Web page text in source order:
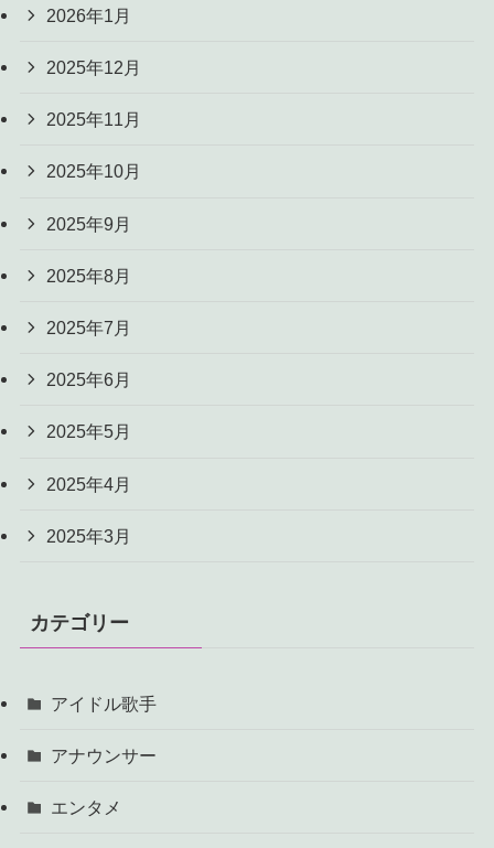
2026年1月
2025年12月
2025年11月
2025年10月
2025年9月
2025年8月
2025年7月
2025年6月
2025年5月
2025年4月
2025年3月
カテゴリー
アイドル歌手
アナウンサー
エンタメ